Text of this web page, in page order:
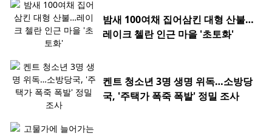
밤새 100여채 집어삼킨 대형 산불…
레이크 첼란 인근 마을 '초토화'
켄트 청소년 3명 생명 위독…소방당
국, '주택가 폭죽 폭발' 정밀 조사